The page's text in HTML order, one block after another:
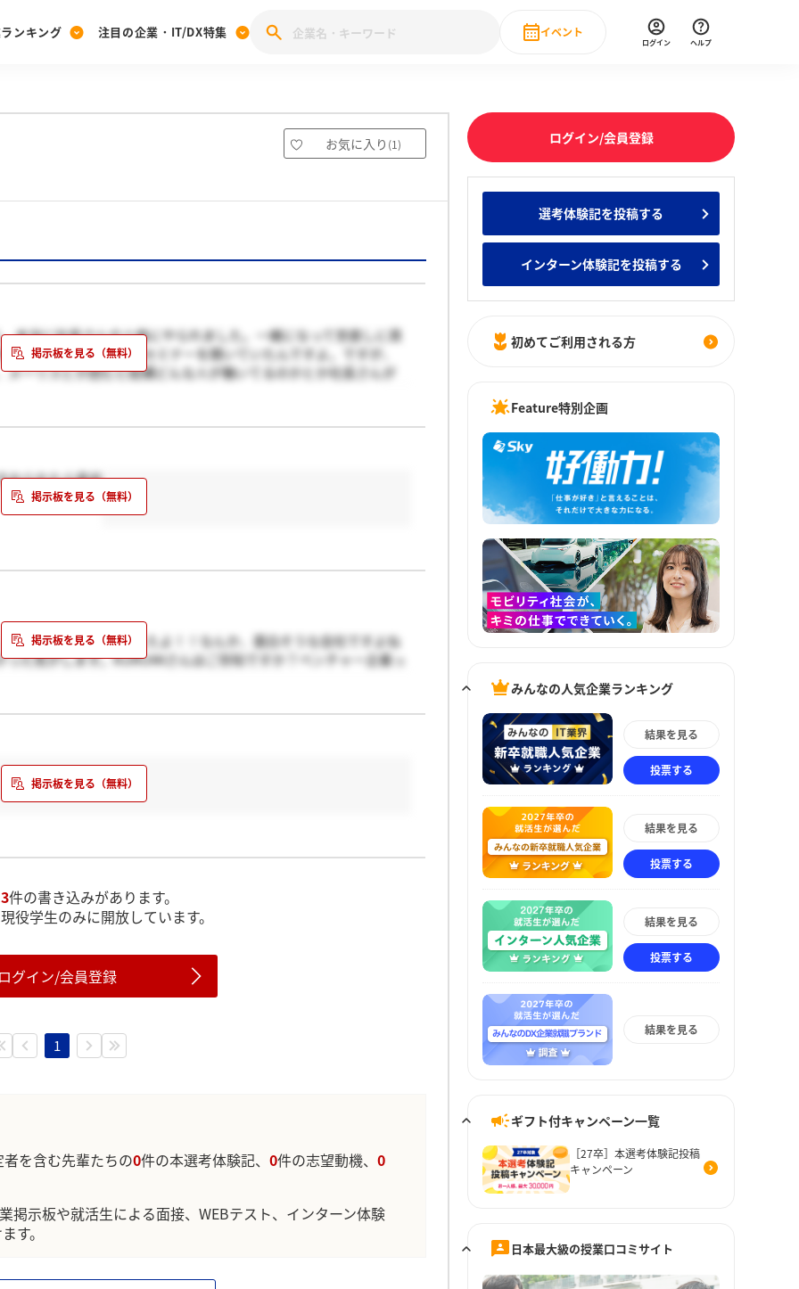
[27卒] 本選考体験記投稿キャンペーン
ンキング
みんなの新卒就職人気企業ランキング みんなのインターン人気企業ランキ
注目の企業・IT/DX特集
28卒 IT・DX現場社員インタビュー
業研究
イベント
直近のイベント一覧
ログイン ヘルプ
お気に入り (1)
本当に社長さんの人格にやられました。一緒になって世直しに貢
頭に新卒対象にしたセミナーを開いていたんですよ。ですが、
ーリスとか読むと結構どんな人が働いてるのかとか社長さんが
おられたら是非
拝見させて頂きましたよ！！なんか、面白そうな会社ですよね
た気がします。KURUMIさんはご存知ですか？ベンチャー企業っ
3件の書き込みがあります。
役学生のみに開放しています。
グイン/会員登録
1
を含む先輩たちの0件の本選考体験記、 0件の志望動機、 0
掲示板や就活生による面接、WEBテスト、インターン体験
す。
ログイン/会員登録
選考体験記を投稿する
インターン体験記を投稿する
初めてご利用される方
Feature特別企画
みんなの人気企業ランキング
結果を見る
投票する
結果を見る
投票する
結果を見る
投票する
結果を見る
ギフト付キャンペーン一覧
［27卒］本選考体験記投稿
キャンペーン
日本最大級の授業口コミサイト